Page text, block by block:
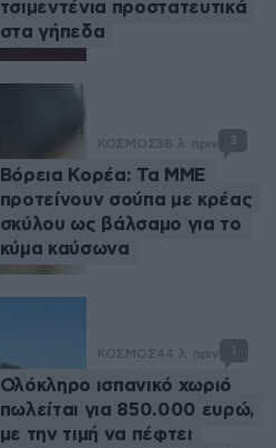
τσιμεντένια προστατευτικά
στα γήπεδα
ΚΟΣΜΟΣ38 λ. πριν 3
Βόρεια Κορέα: Τα ΜΜΕ
προτείνουν σούπα με κρέας
σκύλου ως βάλσαμο για το
κύμα καύσωνα
ΚΟΣΜΟΣ44 λ. πριν
Ολόκληρο ισπανικό χωριό
πωλείται για 850.000 ευρώ,
με την τιμή να πέφτει